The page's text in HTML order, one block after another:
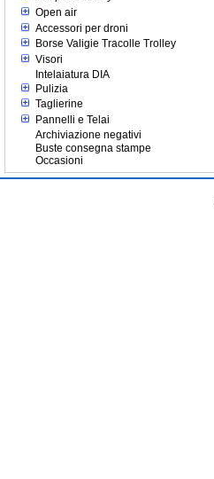
Open air
Accessori per droni
Borse Valigie Tracolle Trolley
Visori
Intelaiatura DIA
Pulizia
Taglierine
Pannelli e Telai
Archiviazione negativi
Buste consegna stampe
Occasioni